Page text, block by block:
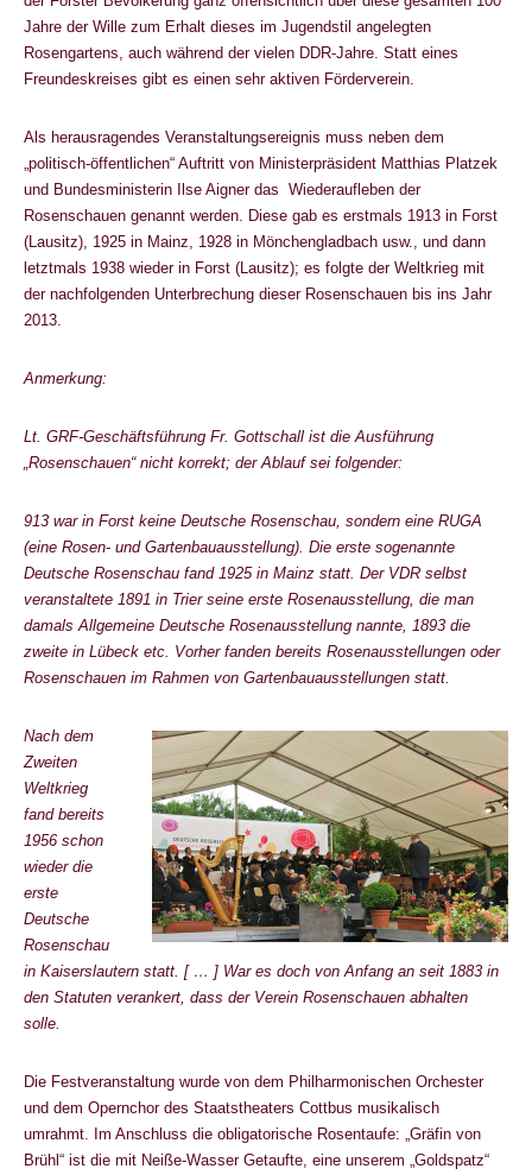
Jahre der Wille zum Erhalt dieses im Jugendstil angelegten
Rosengartens, auch während der vielen DDR-Jahre. Statt eines
Freundeskreises gibt es einen sehr aktiven Förderverein.
Als herausragendes Veranstaltungsereignis muss neben dem
„politisch-öffentlichen“ Auftritt von Ministerpräsident Matthias Platzek
und Bundesministerin Ilse Aigner das Wiederaufleben der
Rosenschauen genannt werden. Diese gab es erstmals 1913 in Forst
(Lausitz), 1925 in Mainz, 1928 in Mönchengladbach usw., und dann
letztmals 1938 wieder in Forst (Lausitz); es folgte der Weltkrieg mit
der nachfolgenden Unterbrechung dieser Rosenschauen bis ins Jahr
2013.
Anmerkung:
Lt. GRF-Geschäftsführung Fr. Gottschall ist die Ausführung
„Rosenschauen“ nicht korrekt; der Ablauf sei folgender:
913 war in Forst keine Deutsche Rosenschau, sondern eine RUGA
(eine Rosen- und Gartenbauausstellung). Die erste sogenannte
Deutsche Rosenschau fand 1925 in Mainz statt. Der VDR selbst
veranstaltete 1891 in Trier seine erste Rosenausstellung, die man
damals Allgemeine Deutsche Rosenausstellung nannte, 1893 die
zweite in Lübeck etc. Vorher fanden bereits Rosenausstellungen oder
Rosenschauen im Rahmen von Gartenbauausstellungen statt.
Nach dem
Zweiten
Weltkrieg
fand bereits
1956 schon
wieder die
erste
Deutsche
Rosenschau
in Kaiserslautern statt. [ … ] War es doch von Anfang an seit 1883 in
den Statuten verankert, dass der Verein Rosenschauen abhalten
solle.
Die Festveranstaltung wurde von dem Philharmonischen Orchester
und dem Opernchor des Staatstheaters Cottbus musikalisch
umrahmt. Im Anschluss die obligatorische Rosentaufe: „Gräfin von
Brühl“ ist die mit Neiße-Wasser Getaufte, eine unserem „Goldspatz“